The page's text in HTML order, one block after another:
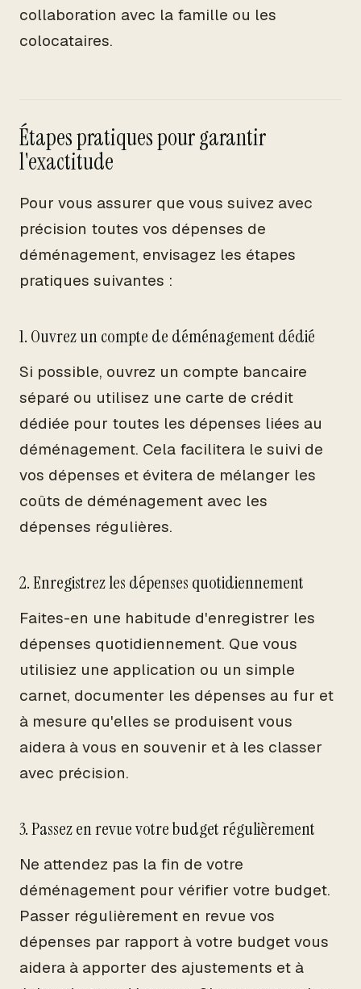
collaboration avec la famille ou les
colocataires.
Étapes pratiques pour garantir
l'exactitude
Pour vous assurer que vous suivez avec
précision toutes vos dépenses de
déménagement, envisagez les étapes
pratiques suivantes :
1. Ouvrez un compte de déménagement dédié
Si possible, ouvrez un compte bancaire
séparé ou utilisez une carte de crédit
dédiée pour toutes les dépenses liées au
déménagement. Cela facilitera le suivi de
vos dépenses et évitera de mélanger les
coûts de déménagement avec les
dépenses régulières.
2. Enregistrez les dépenses quotidiennement
Faites-en une habitude d'enregistrer les
dépenses quotidiennement. Que vous
utilisiez une application ou un simple
carnet, documenter les dépenses au fur et
à mesure qu'elles se produisent vous
aidera à vous en souvenir et à les classer
avec précision.
3. Passez en revue votre budget régulièrement
Ne attendez pas la fin de votre
déménagement pour vérifier votre budget.
Passer régulièrement en revue vos
dépenses par rapport à votre budget vous
aidera à apporter des ajustements et à